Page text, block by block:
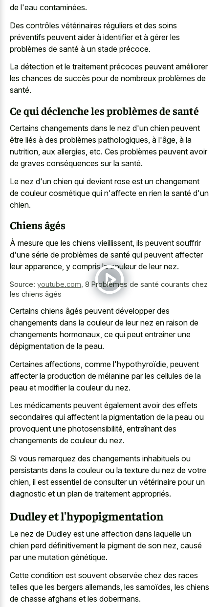
de l'eau contaminées.
Des contrôles vétérinaires réguliers et des soins
préventifs peuvent aider à identifier et à gérer les
problèmes de santé à un stade précoce.
La détection et le traitement précoces peuvent améliorer
les chances de succès pour de nombreux problèmes de
santé.
Ce qui déclenche les problèmes de santé
Certains changements dans le nez d'un chien peuvent
être liés à des problèmes pathologiques, à l'âge, à la
nutrition, aux allergies, etc. Ces problèmes peuvent avoir
de graves conséquences sur la santé.
Le nez d'un chien qui devient rose est un changement
de couleur cosmétique qui n'affecte en rien la santé d'un
chien.
Chiens âgés
À mesure que les chiens vieillissent, ils peuvent souffrir
d'une série de problèmes de santé qui peuvent affecter
leur apparence, y compris la couleur de leur nez.
Source: youtube.com 8 Problèmes de santé courants chez
les chiens âgés
Certains chiens âgés peuvent développer des
changements dans la couleur de leur nez en raison de
changements hormonaux, ce qui peut entraîner une
dépigmentation de la peau.
Certaines affections, comme l'hypothyroïdie, peuvent
affecter la production de mélanine par les cellules de la
peau et modifier la couleur du nez.
Les médicaments peuvent également avoir des effets
secondaires qui affectent la pigmentation de la peau ou
provoquent une photosensibilité, entraînant des
changements de couleur du nez.
Si vous remarquez des changements inhabituels ou
persistants dans la couleur ou la texture du nez de votre
chien, il est essentiel de consulter un vétérinaire pour un
diagnostic et un plan de traitement appropriés.
Dudley et l'hypopigmentation
Le nez de Dudley est une affection dans laquelle un
chien perd définitivement le pigment de son nez, causé
par une mutation génétique.
Cette condition est souvent observée chez des races
telles que les bergers allemands, les samoïdes, les chiens
de chasse afghans et les dobermans.